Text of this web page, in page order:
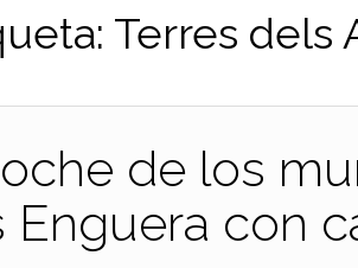
Terres dels
de los
Enguera con